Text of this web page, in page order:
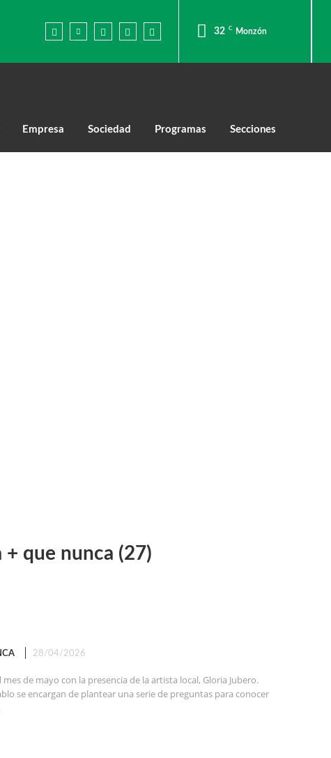
32 C Monzón
Empresa Sociedad Programas Secciones
+ que nunca (27)
28/04/2026
de mayo con la presencia de la artista local, Gloria Jubero.
se encargan de plantear una serie de preguntas para conocer